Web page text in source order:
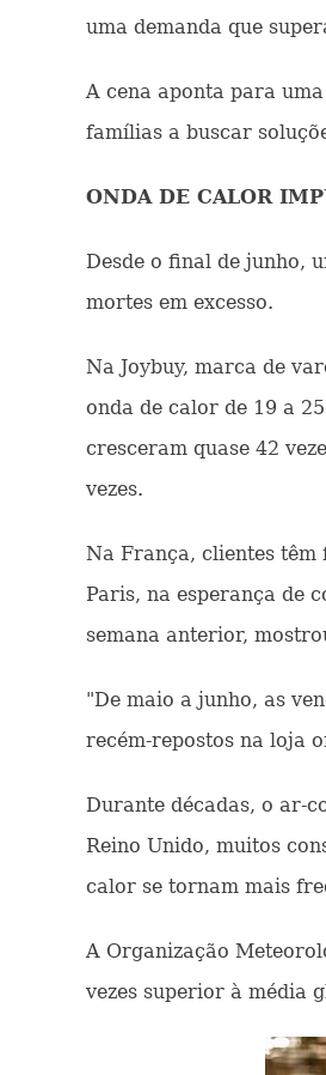
uma demanda que
A cena aponta para
famílias a buscar
ONDA DE CALOR
Desde o final de junho,
mortes em excesso.
Na Joybuy, marca de
onda de calor de 19 a
cresceram quase 42
vezes.
Na França, clientes têm
Paris, na esperança de
semana anterior,
"De maio a junho, as
recém-repostos na loja
Durante décadas, o ar-
Reino Unido, muitos
calor se tornam mais
A Organização
vezes superior à média